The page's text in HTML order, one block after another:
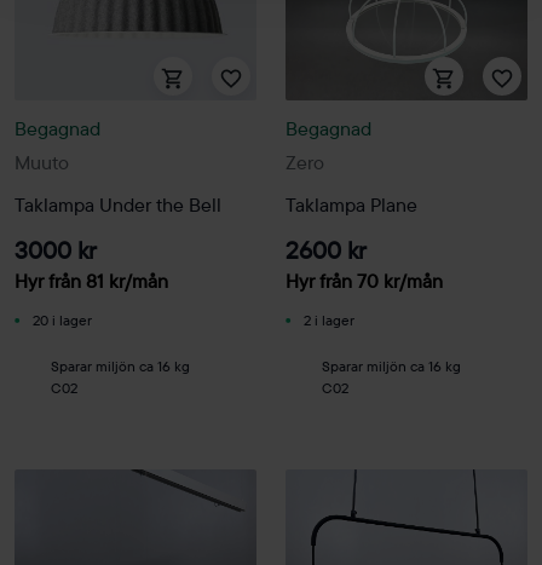
Muuto
Begagnad
Taklampa Under the Bell
3000 kr
Hyr från 81 kr/mån
20 i lager
Sparar miljön ca 16 kg
C02
Zero
Begagnad
Taklampa Plane
2600 kr
Hyr från 70 kr/mån
2 i lager
Sparar miljön ca 16 kg
C02